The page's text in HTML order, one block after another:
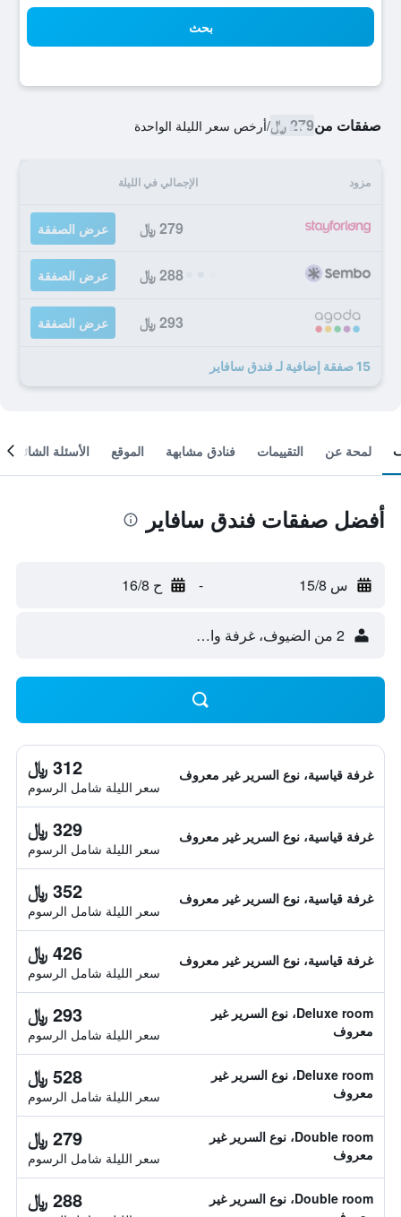
بحث
صفقات من279 ﷼ /أرخص سعر الليلة الواحدة
مزود الإجمالي في الليلة
279 ﷼ عرض الصفقة
288 ﷼ عرض الصفقة
293 ﷼ عرض الصفقة
15 صفقة إضافية لـ فندق سافاير
لمحة عن التقييمات فنادق مشابهة الموقع الأسئلة الشائعة
أفضل صفقات فندق سافاير
س 15/8 - ح 16/8
2 من الضيوف، غرفة واحدة
غرفة قياسية، نوع السرير غير معروف 312 ﷼
سعر الليلة شامل الرسوم
غرفة قياسية، نوع السرير غير معروف 329 ﷼
سعر الليلة شامل الرسوم
غرفة قياسية، نوع السرير غير معروف 352 ﷼
سعر الليلة شامل الرسوم
غرفة قياسية، نوع السرير غير معروف 426 ﷼
سعر الليلة شامل الرسوم
Deluxe room، نوع السرير غير
معروف
293 ﷼
سعر الليلة شامل الرسوم
Deluxe room، نوع السرير غير
معروف
528 ﷼
سعر الليلة شامل الرسوم
Double room، نوع السرير غير
معروف
279 ﷼
سعر الليلة شامل الرسوم
Double room، نوع السرير غير
288 ﷼